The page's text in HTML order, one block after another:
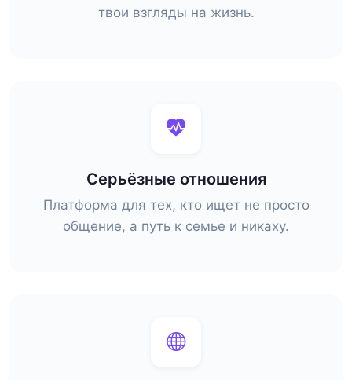
твои взгляды на жизнь.
Серьёзные отношения
Платформа для тех, кто ищет не просто
общение, а путь к семье и никаху.